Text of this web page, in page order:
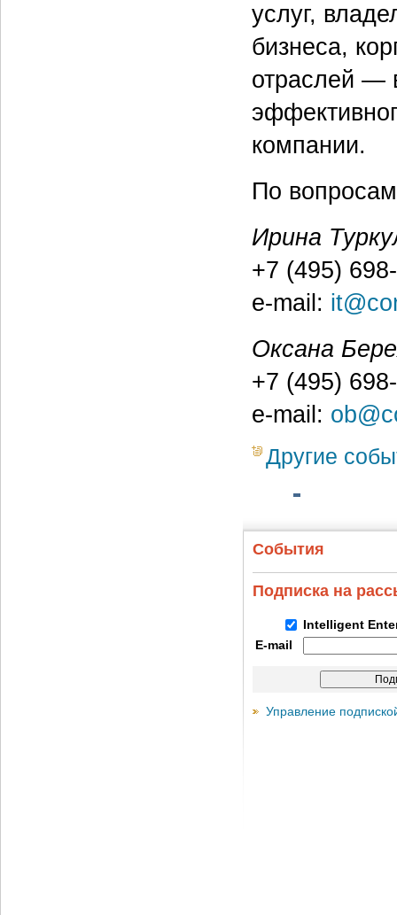
услуг,
бизнеса,
отраслей —
компании.
По
Ирина
+7 (495)
e-mail:
Оксана
+7 (495)
e-mail:
Другие
События
Подписка на
Intelligent
E-mail
Управление